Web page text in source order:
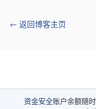
← 返回博客主页
资金安全账户余额随